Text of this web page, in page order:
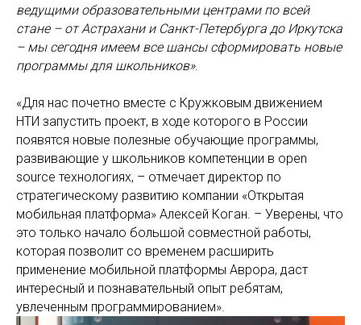
ведущими образовательными центрами по всей
стане – от Астрахани и Санкт-Петербурга до Иркутска
– мы сегодня имеем все шансы сформировать новые
программы для школьников».
«Для нас почетно вместе с Кружковым движением
НТИ запустить проект, в ходе которого в России
появятся новые полезные обучающие программы,
развивающие у школьников компетенции в open
source технологиях, – отмечает директор по
стратегическому развитию компании «Открытая
мобильная платформа» Алексей Коган. – Уверены, что
это только начало большой совместной работы,
которая позволит со временем расширить
применение мобильной платформы Аврора, даст
интересный и познавательный опыт ребятам,
увлеченным программированием».